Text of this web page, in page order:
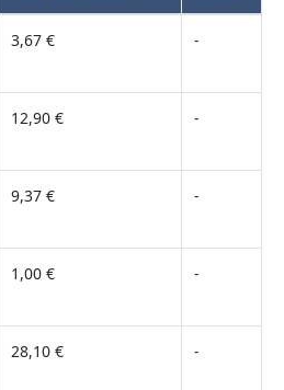
3,67 € -
12,90 € -
9,37 € -
1,00 € -
28,10 € -